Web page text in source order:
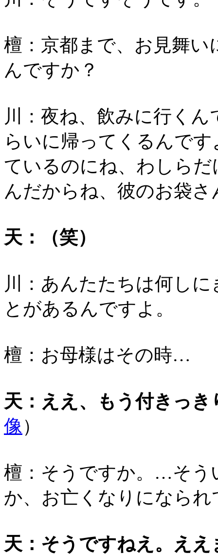
檀：京都まで、お見舞
んですか？
川：夜ね、飲みに行く
らいに帰ってくるんで
ているのにね、わしら
んだからね、彼のお袋
天：（笑）
川：あんたたちは何し
とがあるんですよ。
檀：お母様はその時…
天：ええ、もう付きっき
像）
檀：そうですか。…そう
か、お亡くなりになられ
天：そうですねえ。え